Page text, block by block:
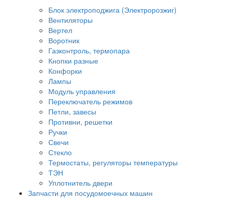
Блок электроподжига (Электророзжиг)
Вентиляторы
Вертел
Воротник
Газконтроль, термопара
Кнопки разные
Конфорки
Лампы
Модуль управления
Переключатель режимов
Петли, завесы
Противни, решетки
Ручки
Свечи
Стекло
Термостаты, регуляторы температуры
ТЭН
Уплотнитель двери
Запчасти для посудомоечных машин